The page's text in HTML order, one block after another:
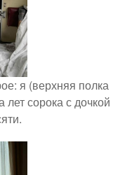
я (верхняя полка
сорока с дочкой